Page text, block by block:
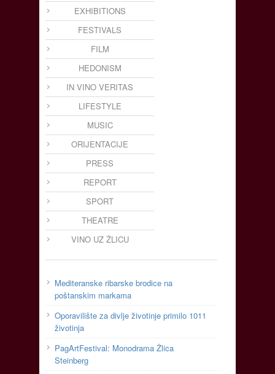
EXHIBITIONS
FESTIVALS
FILM
HEDONISM
IN VINO VERITAS
LIFESTYLE
MUSIC
ORIJENTACIJE
PRESS
REPORT
SPORT
THEATRE
VINO UZ ŽLICU
Mediteranske ribarske brodice na
poštanskim markama
Oporavilište za divlje životinje primilo 1011
životinja
PagArtFestival: Monodrama Žlica
Steinberg